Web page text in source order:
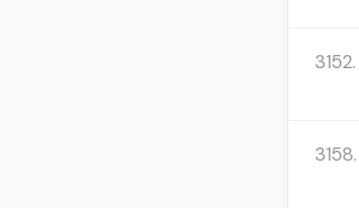
3152.
3158.